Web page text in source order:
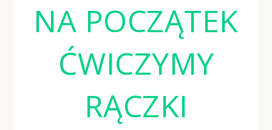
NA POCZĄTEK
ĆWICZYMY
RĄCZKI